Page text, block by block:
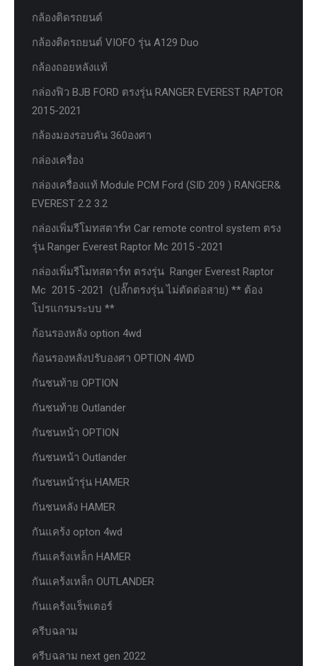
กล้องติดรถยนต์
กล้องติดรถยนต์ VIOFO รุ่น A129 Duo
กล้องถอยหลังแท้
กล่องฟิว BJB FORD ตรงรุ่น RANGER EVEREST RAPTOR
2015-2021
กล้องมองรอบคัน 360องศา
กล่องเครื่อง
กล่องเครื่องแท้ Module PCM Ford (SID 209 ) RANGER&
EVEREST 2.2 3.2
กล่องเพิ่มรีโมทสตาร์ท Car remote control system ตรง
รุ่น Ranger Everest Raptor Mc 2015 -2021
กล่องเพิ่มรีโมทสตาร์ท ตรงรุ่น Ranger Everest Raptor
Mc 2015 -2021 (ปลั๊กตรงรุ่น ไม่ตัดต่อสาย) ** ต้อง
โปรแกรมระบบ **
ก้อนรองหลัง option 4wd
ก้อนรองหลังปรับองศา OPTION 4WD
กันชนท้าย OPTION
กันชนท้าย Outlander
กันชนหน้า OPTION
กันชนหน้า Outlander
กันชนหน้ารุ่น HAMER
กันชนหลัง HAMER
กันแคร้ง opton 4wd
กันแคร้งเหล็ก HAMER
กันแคร้งเหล็ก OUTLANDER
กันแคร้งแร็พเตอร์
ครีบฉลาม
ครีบฉลาม next gen 2022